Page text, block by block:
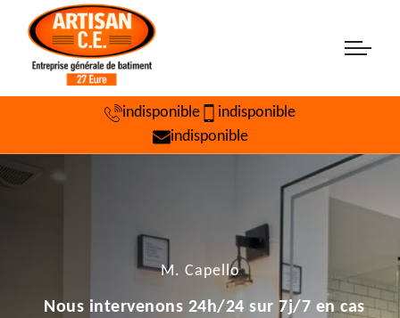
indisponible
indisponible
indisponible
M. Capello
Nous intervenons 24h/24 sur 7j/7 en cas